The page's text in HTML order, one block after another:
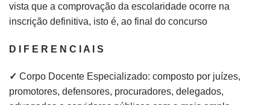
vista que a comprovação da escolaridade ocorre na
inscrição definitiva, isto é, ao final do concurso
D I F E R E N C I A I S
✓ Corpo Docente Especializado: composto por juízes,
promotores, defensores, procuradores, delegados,